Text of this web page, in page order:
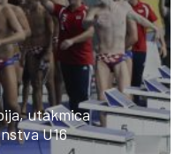
utakmica
U16